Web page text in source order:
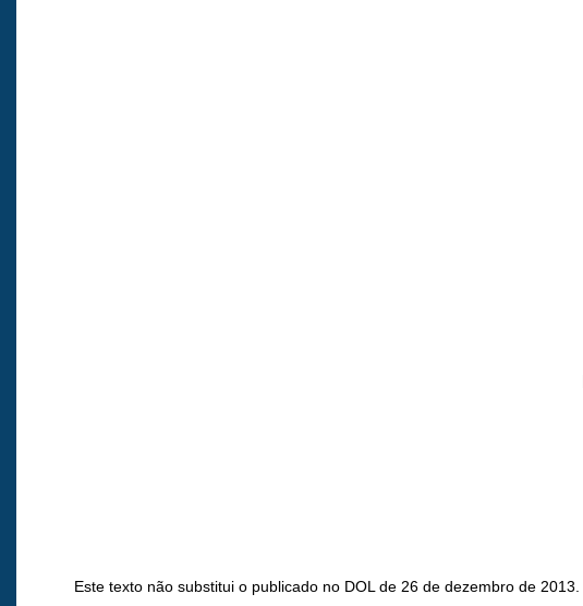
Este texto não substitui o publicado no DOL de 26 de dezembro de 2013.